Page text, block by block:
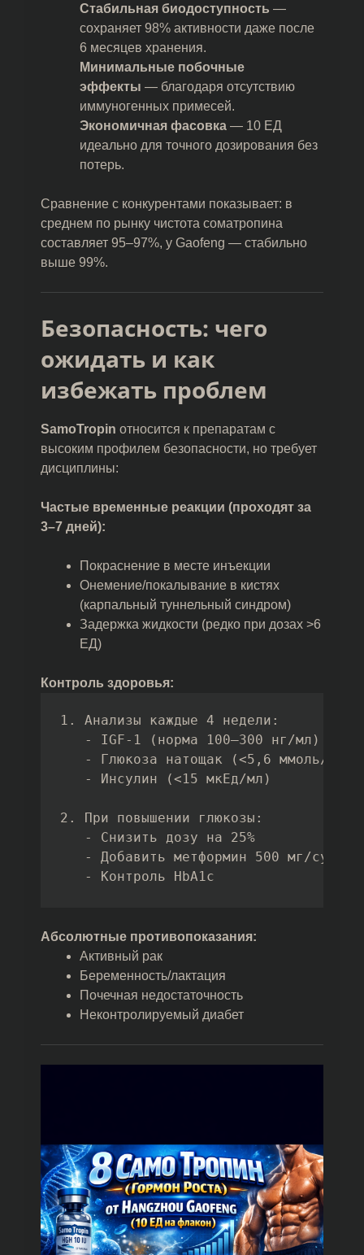
Стабильная биодоступность —
сохраняет 98% активности даже после
6 месяцев хранения.
Минимальные побочные
эффекты — благодаря отсутствию
иммуногенных примесей.
Экономичная фасовка — 10 ЕД
идеально для точного дозирования без
потерь.
Сравнение с конкурентами показывает: в
среднем по рынку чистота соматропина
составляет 95–97%, у Gaofeng — стабильно
выше 99%.
Безопасность: чего
ожидать и как
избежать проблем
SamoTropin относится к препаратам с
высоким профилем безопасности, но требует
дисциплины:
Частые временные реакции (проходят за
3–7 дней):
Покраснение в месте инъекции
Онемение/покалывание в кистях
(карпальный туннельный синдром)
Задержка жидкости (редко при дозах >6
ЕД)
Контроль здоровья:
1. Анализы каждые 4 недели:
   - IGF-1 (норма 100–300 нг/мл)
   - Глюкоза натощак (<5,6 ммоль/л)
   - Инсулин (<15 мкЕд/мл)
2. При повышении глюкозы:
   - Снизить дозу на 25%
   - Добавить метформин 500 мг/сутки
   - Контроль HbA1c
Абсолютные противопоказания:
Активный рак
Беременность/лактация
Почечная недостаточность
Неконтролируемый диабет